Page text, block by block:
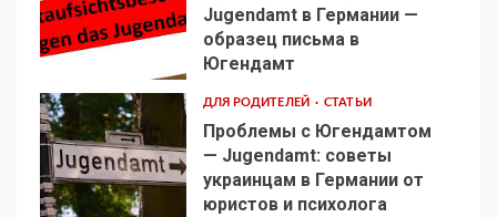
2
Jugendamt в Германии —
образец письма в
Югендамт
3
ДЛЯ РОДИТЕЛЕЙ СТАТЬИ
Проблемы с Югендамтом
— Jugendamt: советы
украинцам в Германии от
юристов и психолога